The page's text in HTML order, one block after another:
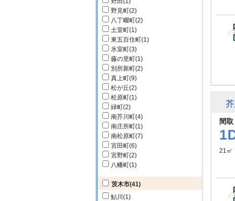
野見町(2)
八丁畷町(2)
土室町(1)
東五百住町(1)
氷室町(3)
藤の里町(1)
別所新町(2)
真上町(9)
松が丘(2)
松原町(1)
緑町(2)
南芥川町(4)
南庄所町(1)
南松原町(7)
宮田町(6)
宮野町(2)
八幡町(1)
茨木市(41)
鮎川 (1)
間取
21㎡